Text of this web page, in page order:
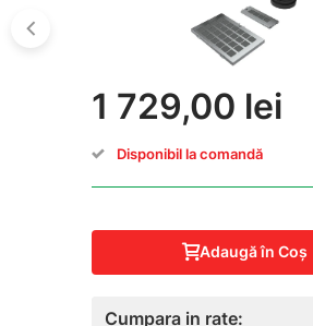
1 729,00 lei
Disponibil la comandă
Adaugă în Coş
Cumpara in rate: